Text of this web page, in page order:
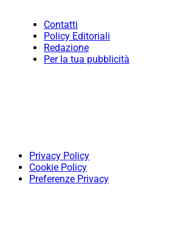
Contatti
Policy Editoriali
Redazione
Per la tua pubblicità
Privacy Policy
Cookie Policy
Preferenze Privacy